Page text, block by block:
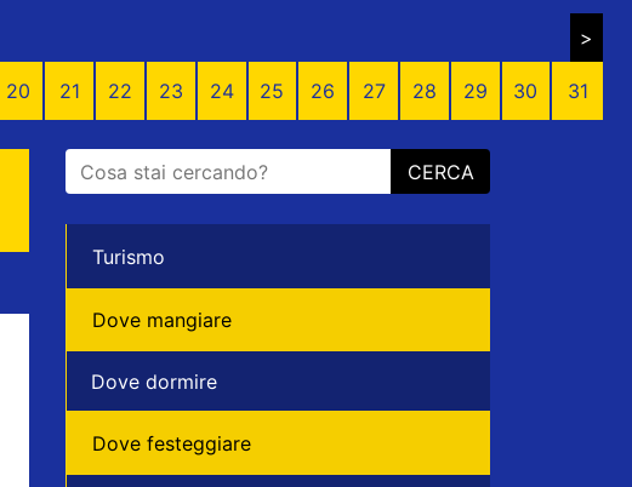
>
20 21 22 23 24 25 26 27 28 29 30 31
CERCA
Turismo
Dove mangiare
Dove dormire
Dove festeggiare